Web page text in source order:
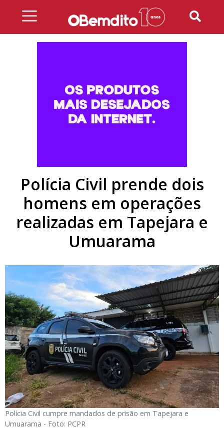
Polícia Civil prende dois
homens em operações
realizadas em Tapejara e
Umuarama
Polícia Civil cumpre mandados de prisão em Tapejara e
Umuarama - Foto: PCPR